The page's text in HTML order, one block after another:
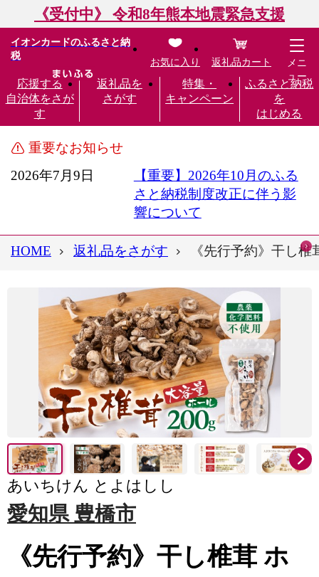
《受付中》 令和8年熊本地震緊急支援
イオンカードのふるさと納
税
応援する
自治体をさが
す
返礼品を
さがす
特集・
キャンペーン
ふるさと納税
を
はじめる
お気に入り 返礼品カート
メニ
ュー
重要なお知らせ
2026年7月9日
【重要】2026年10月のふる
さと納税制度改正に伴う影
響について
HOME 返礼品をさがす 《先行予約》干し
あいちけん とよはしし
愛知県 豊橋市
《先行予約》干し椎茸 ホ